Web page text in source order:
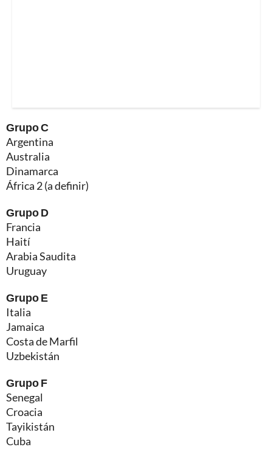
Grupo C
Argentina
Australia
Dinamarca
África 2 (a definir)
Grupo D
Francia
Haití
Arabia Saudita
Uruguay
Grupo E
Italia
Jamaica
Costa de Marfil
Uzbekistán
Grupo F
Senegal
Croacia
Tayikistán
Cuba